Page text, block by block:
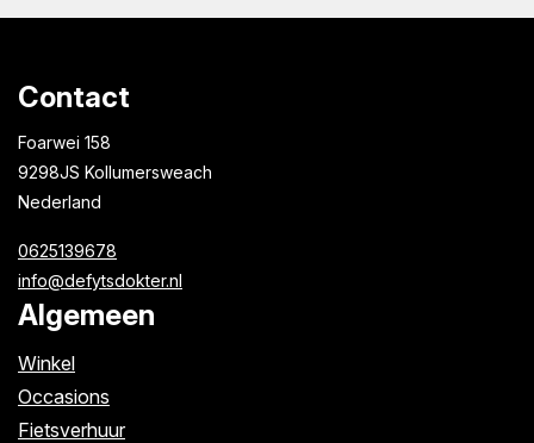
Contact
Foarwei 158
9298JS Kollumersweach
Nederland
0625139678
info@defytsdokter.nl
Algemeen
Winkel
Occasions
Fietsverhuur